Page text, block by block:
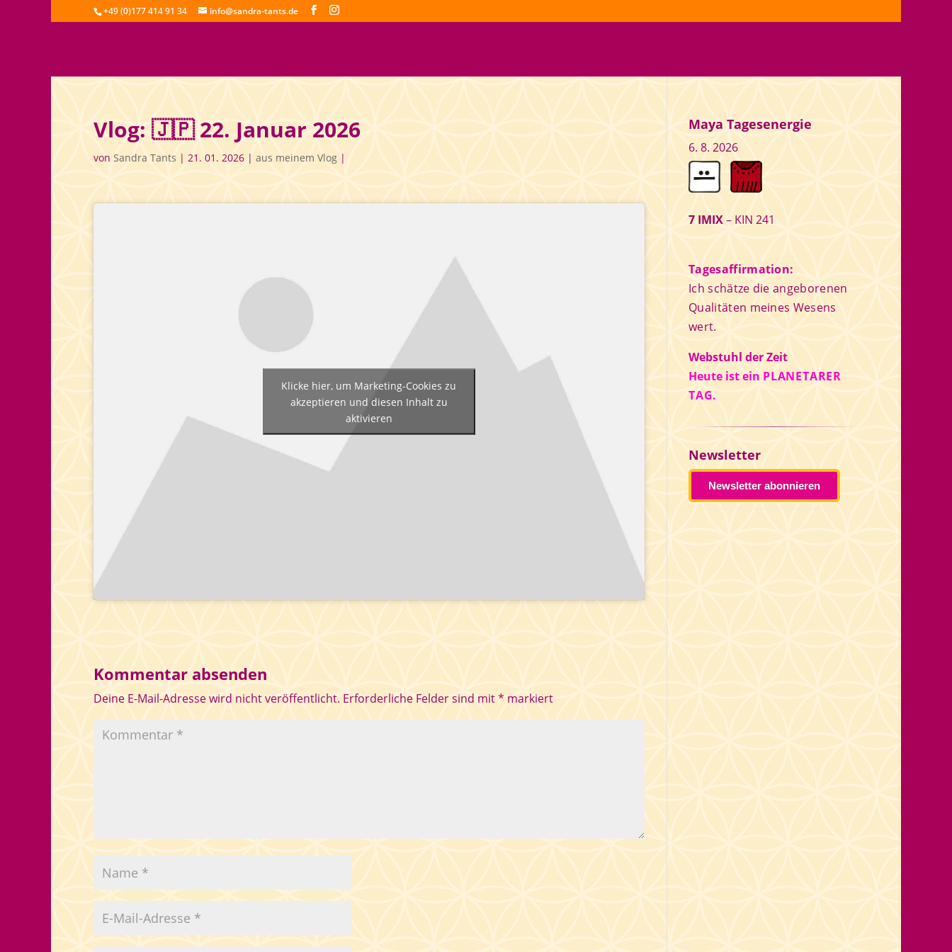
+49 (0)177 414 91 34 info@sandra-tants.de
Vlog: 🇯🇵 22. Januar 2026
von Sandra Tants | 21. 01. 2026 | aus meinem Vlog |
Klicke hier, um Marketing-Cookies zu
akzeptieren und diesen Inhalt zu
aktivieren
Kommentar absenden
Deine E-Mail-Adresse wird nicht veröffentlicht. Erforderliche Felder sind mit* markiert
Maya Tagesenergie
6. 8. 2026
7 IMIX– KIN 241
Tagesaffirmation:
Ich schätze die angeborenen
Qualitäten meines Wesens
wert.
Webstuhl der Zeit
Heute ist ein PLANETARER
TAG.
Newsletter
Newsletter abonnieren